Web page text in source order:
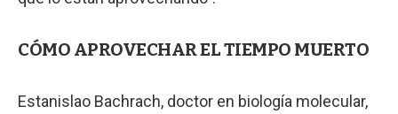
CÓMO APROVECHAR EL TIEMPO MUERTO
Estanislao Bachrach, doctor en biología molecular,